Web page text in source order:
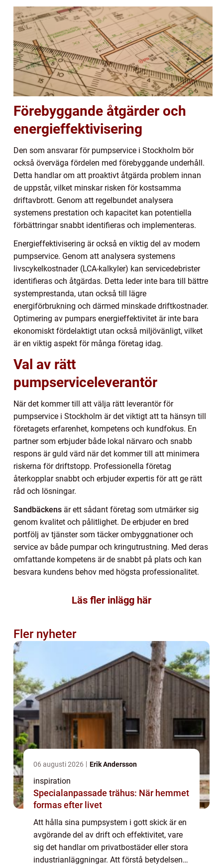
Förebyggande åtgärder och
energieffektivisering
Den som ansvarar för pumpservice i Stockholm bör
också överväga fördelen med förebyggande underhåll.
Detta handlar om att proaktivt åtgärda problem innan
de uppstår, vilket minskar risken för kostsamma
driftavbrott. Genom att regelbundet analysera
systemens prestation och kapacitet kan potentiella
förbättringar snabbt identifieras och implementeras.
Energieffektivisering är också en viktig del av modern
pumpservice. Genom att analysera systemens
livscykelkostnader (LCA-kalkyler) kan servicedebrister
identifieras och åtgärdas. Detta leder inte bara till bättre
systemprestanda, utan också till lägre
energiförbrukning och därmed minskade driftkostnader.
Optimering av pumpars energieffektivitet är inte bara
ekonomiskt fördelaktigt utan också miljövänligt, vilket
är en viktig aspekt för många företag idag.
Val av rätt
pumpserviceleverantör
När det kommer till att välja rätt leverantör för
pumpservice i Stockholm är det viktigt att ta hänsyn till
företagets erfarenhet, kompetens och kundfokus. En
partner som erbjuder både lokal närvaro och snabb
respons är guld värd när det kommer till att minimera
riskerna för driftstopp. Professionella företag
återkopplar snabbt och erbjuder expertis för att ge rätt
råd och lösningar.
Sandbäckens är ett sådant företag som utmärker sig
genom kvalitet och pålitlighet. De erbjuder en bred
portfölj av tjänster som täcker ombyggnationer och
service av både pumpar och kringutrustning. Med deras
omfattande kompetens är de snabbt på plats och kan
besvara kundens behov med högsta professionalitet.
Läs fler inlägg här
Fler nyheter
06 augusti 2026 Erik Andersson
inspiration
Specialanpassade trähus: När hemmet
formas efter livet
Att hålla sina pumpsystem i gott skick är en
avgörande del av drift och effektivitet, vare
sig det handlar om privatbostäder eller stora
industrianläggningar. Att förstå betydelsen